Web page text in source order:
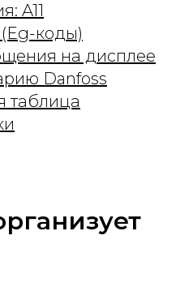
A11
коды)
на дисплее
Danfoss
таблица